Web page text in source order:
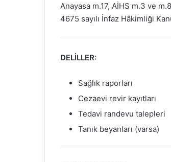
Anayasa m.17, AİHS m.3 ve
4675 sayılı İnfaz Hâkimliği
DELİLLER:
Sağlık raporları
Cezaevi revir kayıtları
Tedavi randevu talepleri
Tanık beyanları (varsa)